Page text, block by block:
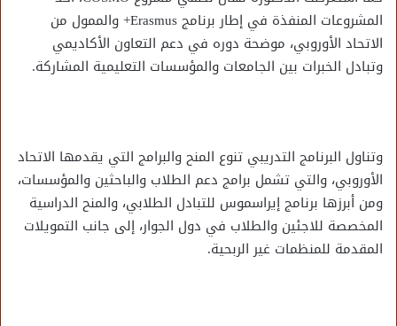
المشروعات المنفذة في إطار برنامج Erasmus+ والممول من
الاتحاد الأوروبي، موضحة دوره في دعم التعاون الأكاديمي
وتبادل الخبرات بين الجامعات والمؤسسات التعليمية المشاركة.
وتناول البرنامج التدريبي تنوع المنح والبرامج التي يقدمها الاتحاد
الأوروبي، والتي تشمل برامج دعم الطلاب والباحثين والمؤسسات،
ومن أبرزها برنامج إيراسموس للتبادل الطلابي، والمنح الدراسية
المخصصة للاجئين والطلاب في دول الجوار، إلى جانب التمويلات
المقدمة للمنظمات غير الربحية.